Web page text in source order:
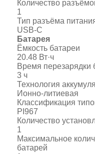
Количество
1
Тип разъёма
USB-C
Батарея
Ёмкость батареи
20.48 Вт·ч
Время перезарядки
3 ч
Технология
Ионно-литиевая
Классификация
PI967
Количество
1
Максимальное
батарей